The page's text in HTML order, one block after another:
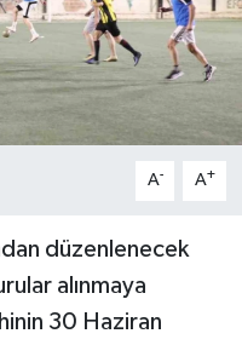
A- A+
düzenlenecek
alınmaya
30 Haziran